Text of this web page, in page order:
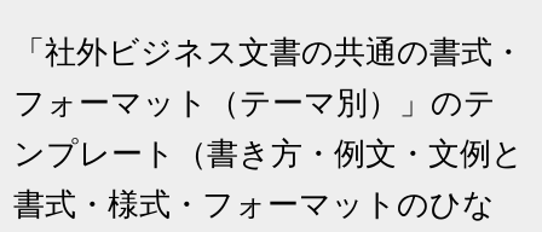
「社外ビジネス文書の共通の書式・
フォーマット（テーマ別）」のテ
ンプレート（書き方・例文・文例と
書式・様式・フォーマットのひな